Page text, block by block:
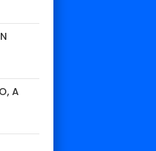
A